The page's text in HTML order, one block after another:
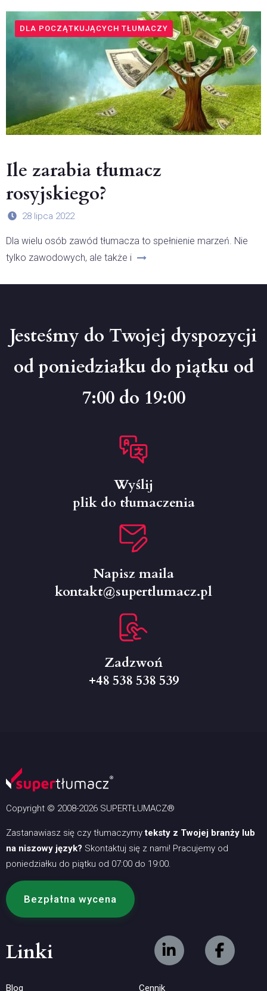
DLA POCZĄTKUJĄCYCH TŁUMACZY
Ile zarabia tłumacz
rosyjskiego?
28 lipca 2022
Dla wielu osób zawód tłumacza to spełnienie marzeń. Nie
tylko zawodowych, ale także i
Jesteśmy do Twojej dyspozycji
od poniedziałku do piątku od
7:00 do 19:00
Wyślij
plik do tłumaczenia
Napisz maila
kontakt@supertlumacz.pl
Zadzwoń
+48 538 538 539
Copyright © 2008-2026 SUPERTŁUMACZ®
Zastanawiasz się czy tłumaczymyteksty z Twojej branży lub
na niszowy język? Skontaktuj się z nami! Pracujemy od
poniedziałku do piątku od 07:00 do 19:00.
Bezpłatna wycena
Linki
Blog Cennik